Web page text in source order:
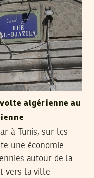
algérienne au
à Tunis, sur les
une économie
autour de la
vers la ville